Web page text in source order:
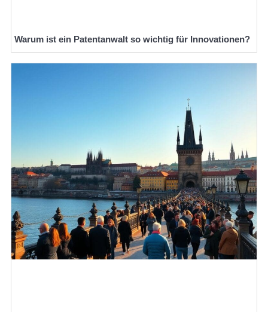
Warum ist ein Patentanwalt so wichtig für Innovationen?